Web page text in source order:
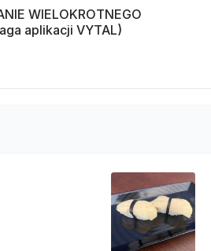
WIELOKROTNEGO
aplikacji VYTAL)